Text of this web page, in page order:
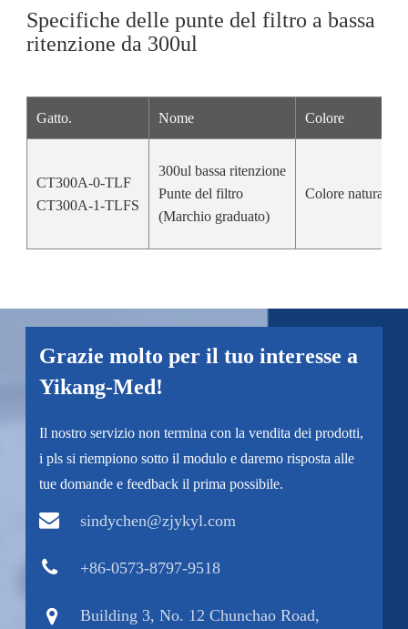
Specifiche delle punte del filtro a bassa
ritenzione da 300ul
Gatto. Nome Colore
CT300A-0-TLF
CT300A-1-TLFS
300ul bassa ritenzione
Punte del filtro
(Marchio graduato)
Colore naturale
Grazie molto per il tuo interesse a
Yikang-Med!
Il nostro servizio non termina con la vendita dei prodotti,
i pls si riempiono sotto il modulo e daremo risposta alle
tue domande e feedback il prima possibile.
sindychen@zjykyl.com
+86-0573-8797-9518
Building 3, No. 12 Chunchao Road,